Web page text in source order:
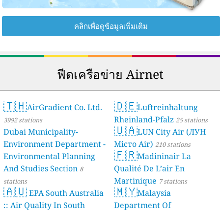
คลิกเพื่อดูข้อมูลเพิ่มเติม
ฟีดเครือข่าย Airnet
🇹🇭AirGradient Co. Ltd.
3992 stations
Dubai Municipality-
Environment Department -
Environmental Planning
And Studies Section 8
stations
🇦🇺EPA South Australia
:: Air Quality In South
🇩🇪Luftreinhaltung
Rheinland-Pfalz 25 stations
🇺🇦LUN City Air (ЛУН
Місто Air) 210 stations
🇫🇷Madininair La
Qualité De L’air En
Martinique 7 stations
🇲🇾Malaysia
Department Of